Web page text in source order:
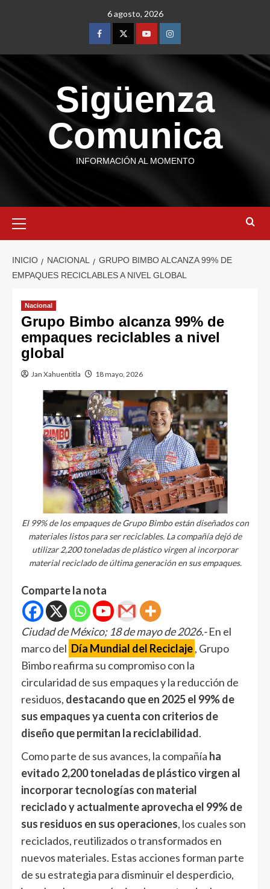
6 agosto, 2026
Sigüenza
Comunica
INFORMACIÓN AL MOMENTO
INICIO NACIONAL
GRUPO BIMBO ALCANZA 99% DE
EMPAQUES RECICLABLES A NIVEL GLOBAL
Nacional
Grupo Bimbo alcanza 99% de
empaques reciclables a nivel
global
Jan Xahuentitla 18 mayo, 2026
El 99% de los empaques de Grupo Bimbo están diseñados con
materiales listos para ser reciclables. La compañía dejó de
utilizar 2,200 toneladas de plástico virgen al incorporar
material reciclado de última generación en sus empaques.
Comparte la nota
Ciudad de México; 18 de mayo de 2026.-En el
marco del Día Mundial del Reciclaje , Grupo
Bimbo reafirma su compromiso con la
circularidad de sus empaques y la reducción de
residuos, destacando que en 2025 el 99% de
sus empaques ya cuenta con criterios de
diseño que permitan la reciclabilidad.
Como parte de sus avances, la compañía ha
evitado 2,200 toneladas de plástico virgen al
incorporar tecnologías con material
recicladoy actualmente aprovecha el 99% de
sus residuos en sus operaciones, los cuales son
reciclados, reutilizados o transformados en
nuevos materiales. Estas acciones forman parte
de su estrategia para disminuir el desperdicio,